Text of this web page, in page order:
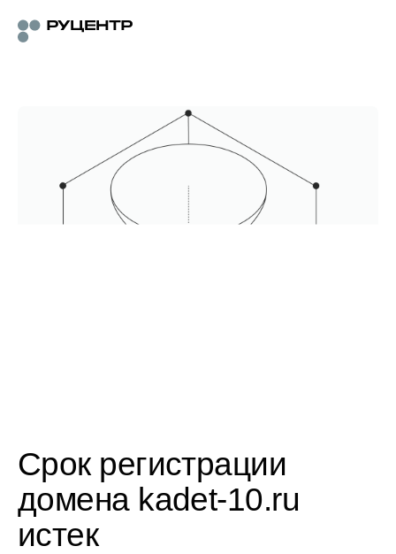
Срок регистрации
домена kadet-10.ru
истек